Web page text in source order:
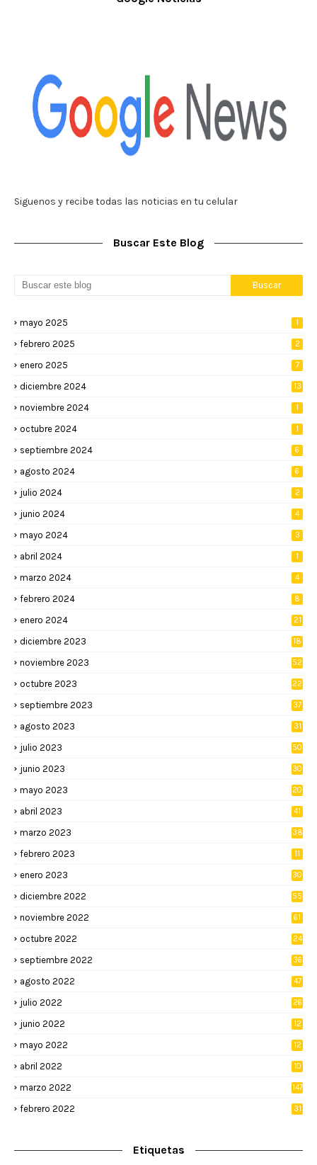
Siguenos y recibe todas las noticias en tu celular
Buscar Este Blog
mayo 2025 1
febrero 2025 2
enero 2025 7
diciembre 2024 13
noviembre 2024 1
octubre 2024 1
septiembre 2024 6
agosto 2024 6
julio 2024 2
junio 2024 4
mayo 2024 3
abril 2024 1
marzo 2024 4
febrero 2024 8
enero 2024 21
diciembre 2023 18
noviembre 2023 52
octubre 2023 22
septiembre 2023 37
agosto 2023 31
julio 2023 50
junio 2023 30
mayo 2023 20
abril 2023 41
marzo 2023 38
febrero 2023 11
enero 2023 30
diciembre 2022 55
noviembre 2022 61
octubre 2022 24
septiembre 2022 36
agosto 2022 47
julio 2022 26
junio 2022
12
mayo 2022
12
abril 2022
10
marzo 2022 147
febrero 2022 31
Etiquetas